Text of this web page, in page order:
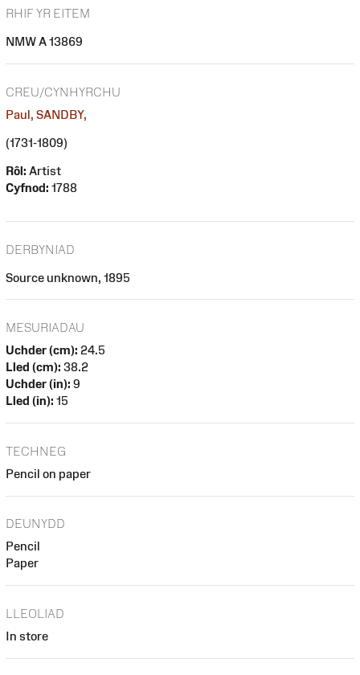
RHIF YR EITEM
NMW A 13869
CREU/CYNHYRCHU
Paul, SANDBY,
(1731-1809)
Rôl: Artist
Cyfnod: 1788
DERBYNIAD
Source unknown, 1895
MESURIADAU
Uchder (cm): 24.5
Lled (cm): 38.2
Uchder (in): 9
Lled (in): 15
TECHNEG
Pencil on paper
DEUNYDD
Pencil
Paper
LLEOLIAD
In store